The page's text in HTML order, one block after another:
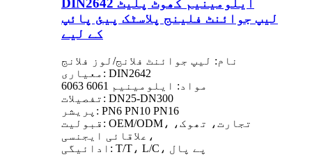
DIN2642 ایلومینیم کھوٹ پلیٹ
لیپ جوائنٹ فلینج پلاسٹک پیئ پائپ
کے لیے
نام: لیپ جوائنٹ فلانج/لوز فلانج
معیاری: DIN2642
مواد: ایلومینیم 6061 6063
تفصیلات: DN25-DN300
پریشر: PN6 PN10 PN16
قبولیت: OEM/ODM، تجارت، تھوک،
علاقائی ایجنسی،
ادائیگی: T/T، L/C، پے پال